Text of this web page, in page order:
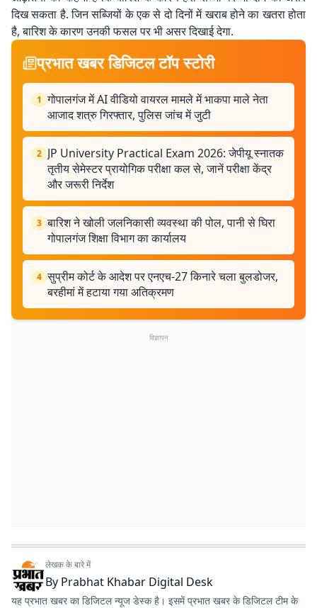
दिख सकता है. जिन सब्जियों के एक से दो दिनों में खराब होने का खतरा होता
है, बारिश के कारण उनकी फसल पर भी असर दिखाई देगा.
प्रभात खबर डिजिटल टॉप स्टोरी
1 गोपालगंज में AI वीडियो वायरल मामले में भाकपा माले नेता
आजाद शत्रु गिरफ्तार, पुलिस जांच में जुटी
2 JP University Practical Exam 2026: जेपीयू स्नातक
तृतीय सेमेस्टर प्रायोगिक परीक्षा कल से, जानें परीक्षा केंद्र
और जरूरी निर्देश
3 बारिश ने खोली जलनिकासी व्यवस्था की पोल, पानी से घिरा
गोपालगंज शिक्षा विभाग का कार्यालय
4 सुप्रीम कोर्ट के आदेश पर एनएच-27 किनारे चला बुलडोजर,
बरहीमां में हटाया गया अतिक्रमण
विज्ञापन
लेखक के बारे में
By Prabhat Khabar Digital Desk
यह प्रभात खबर का डिजिटल न्यूज डेस्क है। इसमें प्रभात खबर के डिजिटल टीम के